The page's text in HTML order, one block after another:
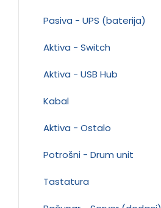
Pasiva - UPS (baterija)
Aktiva - Switch
Aktiva - USB Hub
Kabal
Aktiva - Ostalo
Potrošni - Drum unit
Tastatura